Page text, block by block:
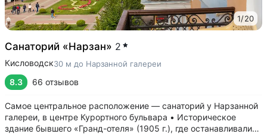
1/20
Санаторий «Нарзан» 2
Кисловодск30 м до Нарзанной галереи
8.3 66 отзывов
Самое центральное расположение — санаторий у Нарзанной
галереи, в центре Курортного бульвара • Историческое
здание бывшего «Гранд-отеля» (1905 г.), где останавливались